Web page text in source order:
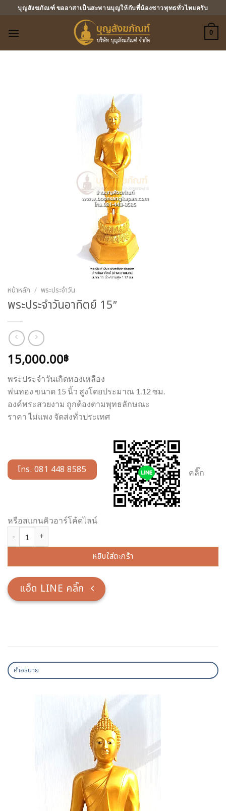
บุญสังฆภัณฑ์ ขออาสาเป็นสะพานบุญให้กับพี่น้องชาวพุทธทั่วไทยครับ
0
หน้าหลัก / พระประจำวัน
พระประจำวันอาทิตย์ 15″
15,000.00฿
พระประจำวันเกิดทองเหลือง
พ่นทอง ขนาด 15 นิ้ว สูงโดยประมาณ 1.12 ซม.
องค์พระสวยงาม ถูกต้องตามพุทธลักษณะ
ราคา ไม่แพง จัดส่งทั่วประเทศ
โทร. 081 448 8585 คลิ๊ก
หรือสแกนคิวอาร์โค้ดไลน์
หยิบใส่ตะกร้า
แอ็ด LINE คลิ๊ก
คำอธิบาย